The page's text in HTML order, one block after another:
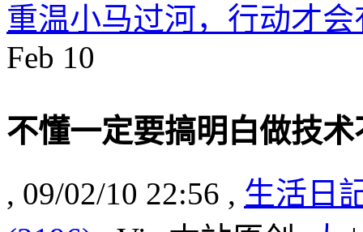
重温小马过河，行动才会
Feb 10
不懂一定要搞明白做技
, 09/02/10 22:56 , 生活日